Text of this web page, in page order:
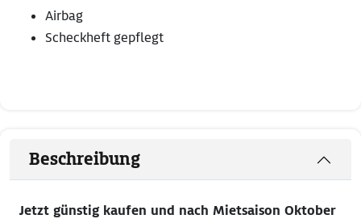
Airbag
Scheckheft gepflegt
Beschreibung
Jetzt günstig kaufen und nach Mietsaison Oktober